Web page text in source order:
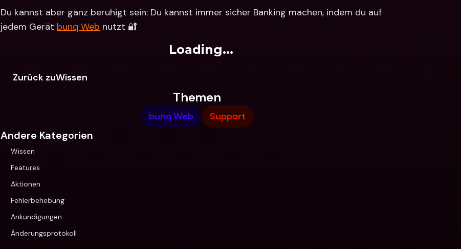
Du kannst aber ganz beruhigt sein: Du kannst immer sicher Banking machen, indem du auf
jedem Gerät bunq Web nutzt 🔐
Loading...
Zurück zuWissen
Themen
bunq Web Support
Andere Kategorien
Wissen
Features
Aktionen
Fehlerbehebung
Ankündigungen
Änderungsprotokoll